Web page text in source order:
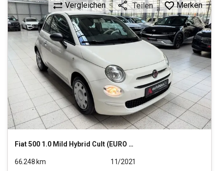
Fiat500 1.0 Mild Hybrid Cult (EURO 6d)
Vergleichen Teilen Merken
66.248 km
11/2021